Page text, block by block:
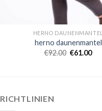
HERNO DAUNENMANTEL
herno daunenmantel
€92.00 €61.00
RICHTLINIEN